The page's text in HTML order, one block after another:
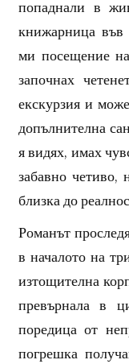
попаднали в
книжарница
ми посещение
започнах
екскурзия и
допълнителна
я видях, имах
забавно четиво,
близка до
Романът
в началото на
изтощителна
превърнала в
поредица от
погрешка